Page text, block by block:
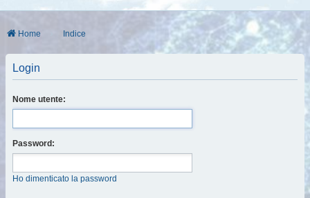
Home Indice
Login
Nome utente:
Password:
Ho dimenticato la password